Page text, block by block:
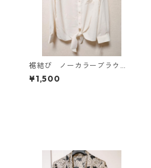
裾結び ノーカラーブラウ
ス ３Ｌ アイボリー KAE-
4813
¥1,500